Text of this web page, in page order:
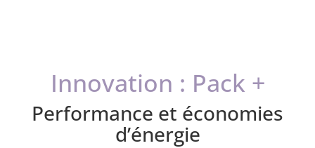
Innovation : Pack +
Performance et économies
d’énergie